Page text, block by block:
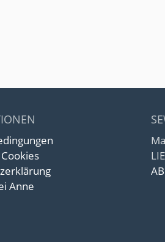
Anne